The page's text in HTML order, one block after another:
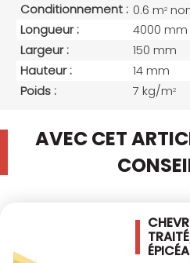
Conditionnement : 0.6 m2
Longueur :
4000 mm
Largeur :
150 mm
Hauteur :
14 mm
Poids :
7 kg/m2
AVEC CET